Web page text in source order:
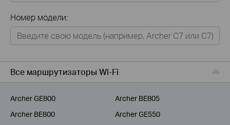
Для дома
Умный дом
Для операторов связи
Номер модели:
Все маршрутизаторы Wi-Fi
Archer GE800
Archer BE805
Archer BE800
Archer GE550